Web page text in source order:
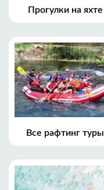
Прогулки на яхте
Все рафтинг туры